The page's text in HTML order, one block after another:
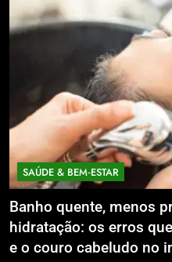
SAÚDE & BEM‑ESTAR
Banho quente, menos
hidratação: os erros
e o couro cabeludo no